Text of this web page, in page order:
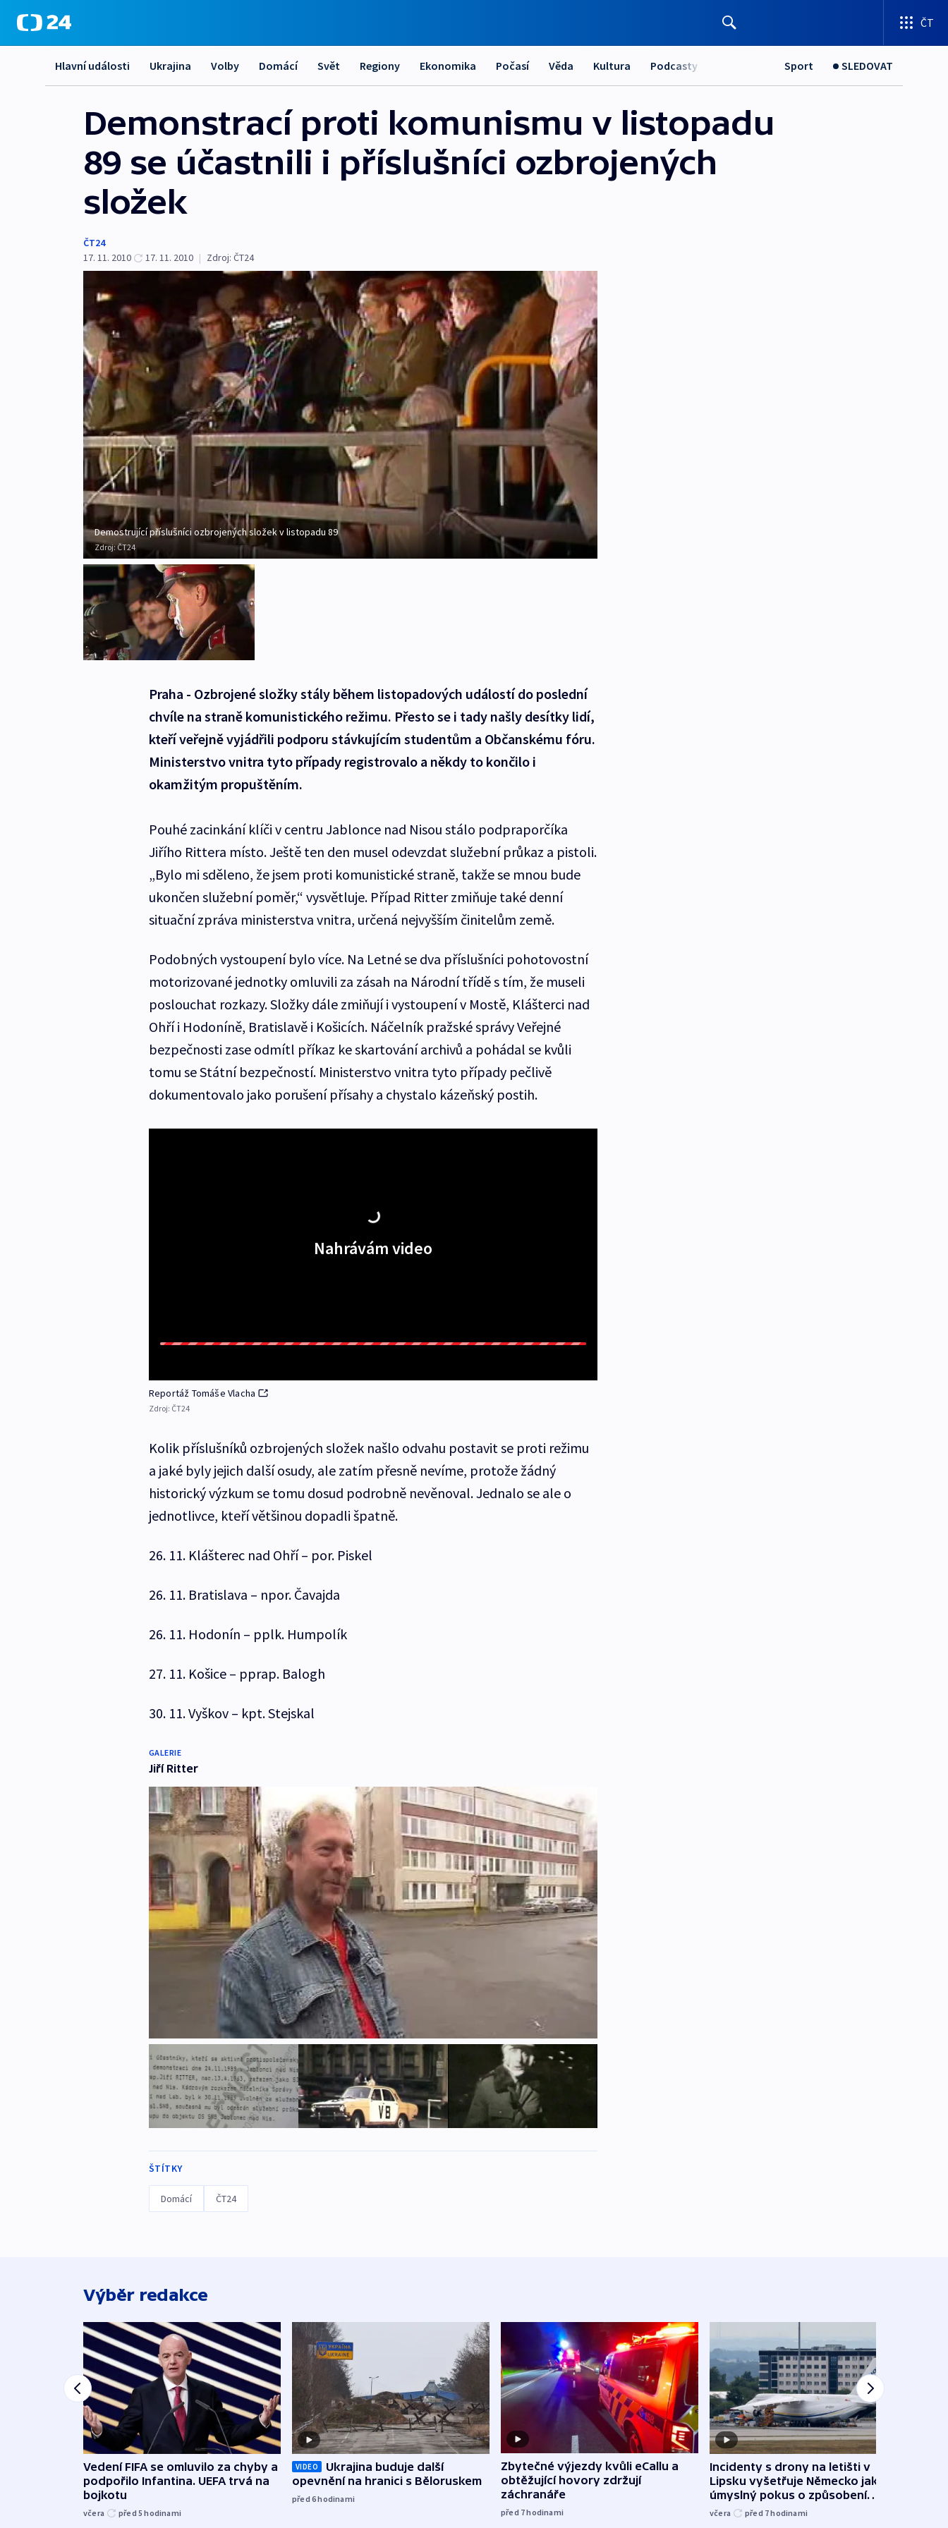
ČT
Hlavní události Ukrajina Volby Domácí Svět Regiony Ekonomika Počasí Věda Kultura Podcasty Sport SLEDOVAT
Demonstrací proti komunismu v listopadu
89 se účastnili i příslušníci ozbrojených
složek
ČT24
17. 11. 2010
17. 11. 2010 | Zdroj: ČT24
Demostrující příslušníci ozbrojených složek v listopadu 89
Zdroj:ČT24
Praha - Ozbrojené složky stály během listopadových událostí do poslední
chvíle na straně komunistického režimu. Přesto se i tady našly desítky lidí,
kteří veřejně vyjádřili podporu stávkujícím studentům a Občanskému fóru.
Ministerstvo vnitra tyto případy registrovalo a někdy to končilo i
okamžitým propuštěním.
Pouhé zacinkání klíči v centru Jablonce nad Nisou stálo podpraporčíka
Jiřího Rittera místo. Ještě ten den musel odevzdat služební průkaz a pistoli.
„Bylo mi sděleno, že jsem proti komunistické straně, takže se mnou bude
ukončen služební poměr,“ vysvětluje. Případ Ritter zmiňuje také denní
situační zpráva ministerstva vnitra, určená nejvyšším činitelům země.
Podobných vystoupení bylo více. Na Letné se dva příslušníci pohotovostní
motorizované jednotky omluvili za zásah na Národní třídě s tím, že museli
poslouchat rozkazy. Složky dále zmiňují i vystoupení v Mostě, Klášterci nad
Ohří i Hodoníně, Bratislavě i Košicích. Náčelník pražské správy Veřejné
bezpečnosti zase odmítl příkaz ke skartování archivů a pohádal se kvůli
tomu se Státní bezpečností. Ministerstvo vnitra tyto případy pečlivě
dokumentovalo jako porušení přísahy a chystalo kázeňský postih.
Nahrávám video
Reportáž Tomáše Vlacha
Zdroj: ČT24
Kolik příslušníků ozbrojených složek našlo odvahu postavit se proti režimu
a jaké byly jejich další osudy, ale zatím přesně nevíme, protože žádný
historický výzkum se tomu dosud podrobně nevěnoval. Jednalo se ale o
jednotlivce, kteří většinou dopadli špatně.
26. 11. Klášterec nad Ohří – por. Piskel
26. 11. Bratislava – npor. Čavajda
26. 11. Hodonín – pplk. Humpolík
27. 11. Košice – pprap. Balogh
30. 11. Vyškov – kpt. Stejskal
GALERIE
Jiří Ritter
ŠTÍTKY
Domácí ČT24
Výběr redakce
Vedení FIFA se omluvilo za chyby a
podpořilo Infantina. UEFA trvá na
bojkotu
včera před 5hodinami
VIDEO
Ukrajina buduje další
opevnění na hranici s Běloruskem
před 6hodinami
Zbytečné výjezdy kvůli eCallu a
obtěžující hovory zdržují
záchranáře
před 7hodinami
Incidenty s drony na letišti v
Lipsku vyšetřuje Německo jako
úmyslný pokus o způsobení
exploze
včera před 7hodinami